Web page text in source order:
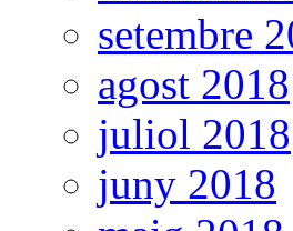
setembre
agost 2018
juliol 2018
juny 2018